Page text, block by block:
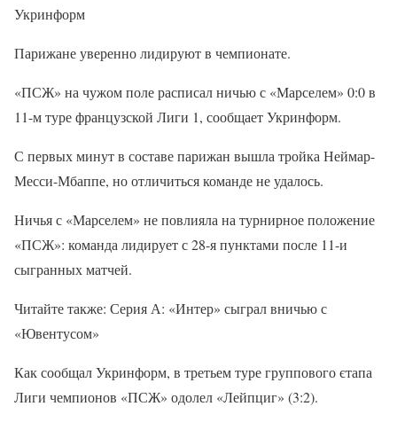
Укринформ
Парижане уверенно лидируют в чемпионате.
«ПСЖ» на чужом поле расписал ничью с «Марселем» 0:0 в
11-м туре французской Лиги 1, сообщает Укринформ.
С первых минут в составе парижан вышла тройка Неймар-
Месси-Мбаппе, но отличиться команде не удалось.
Ничья с «Марселем» не повлияла на турнирное положение
«ПСЖ»: команда лидирует с 28-я пунктами после 11-и
сыгранных матчей.
Читайте также: Серия А: «Интер» сыграл вничью с
«Ювентусом»
Как сообщал Укринформ, в третьем туре группового єтапа
Лиги чемпионов «ПСЖ» одолел «Лейпциг» (3:2).